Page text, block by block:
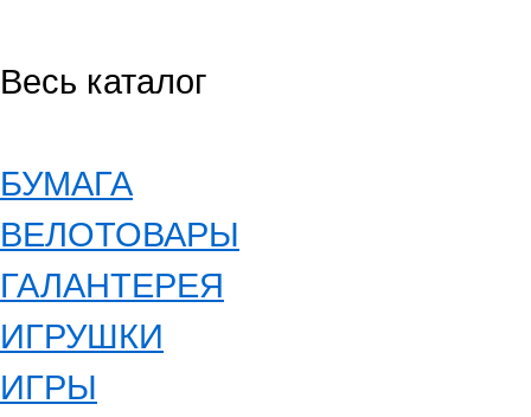
Весь каталог
БУМАГА
ВЕЛОТОВАРЫ
ГАЛАНТЕРЕЯ
ИГРУШКИ
ИГРЫ